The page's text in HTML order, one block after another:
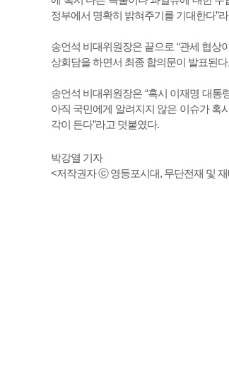
정부에서 명확히 밝혀주기를 기대한다”
송언석 비대위원장은 끝으로 “관세 협상
상회담을 하면서 최종 합의문이 발표된
송언석 비대위원장은 “혹시 이재명 대
아직 국민에게 알려지지 않은 이슈가 혹
각이 든다”라고 덧붙였다.
박강열 기자
<저작권자 ⓒ 영등포시대, 무단전재 및